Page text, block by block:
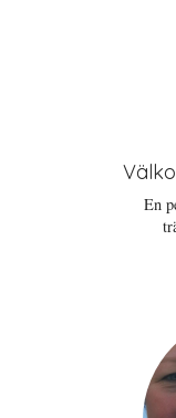
En